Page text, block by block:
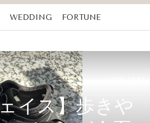
WEDDING
FORTUNE
イス】歩きや